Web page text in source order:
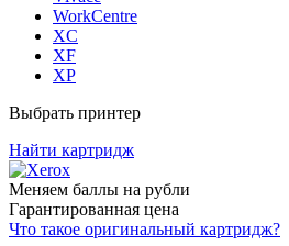
WorkCentre
XC
XF
XP
Выбрать принтер
Найти картридж
Меняем баллы на рубли
Гарантированная цена
Что такое оригинальный картридж?